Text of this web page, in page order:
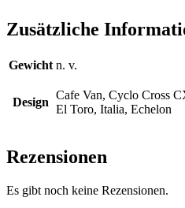
Zusätzliche
Gewicht n. v.
Design
Cafe Van, Cyclo Cross
El Toro, Italia, Echelon
Rezensionen
Es gibt noch keine Rezensionen.